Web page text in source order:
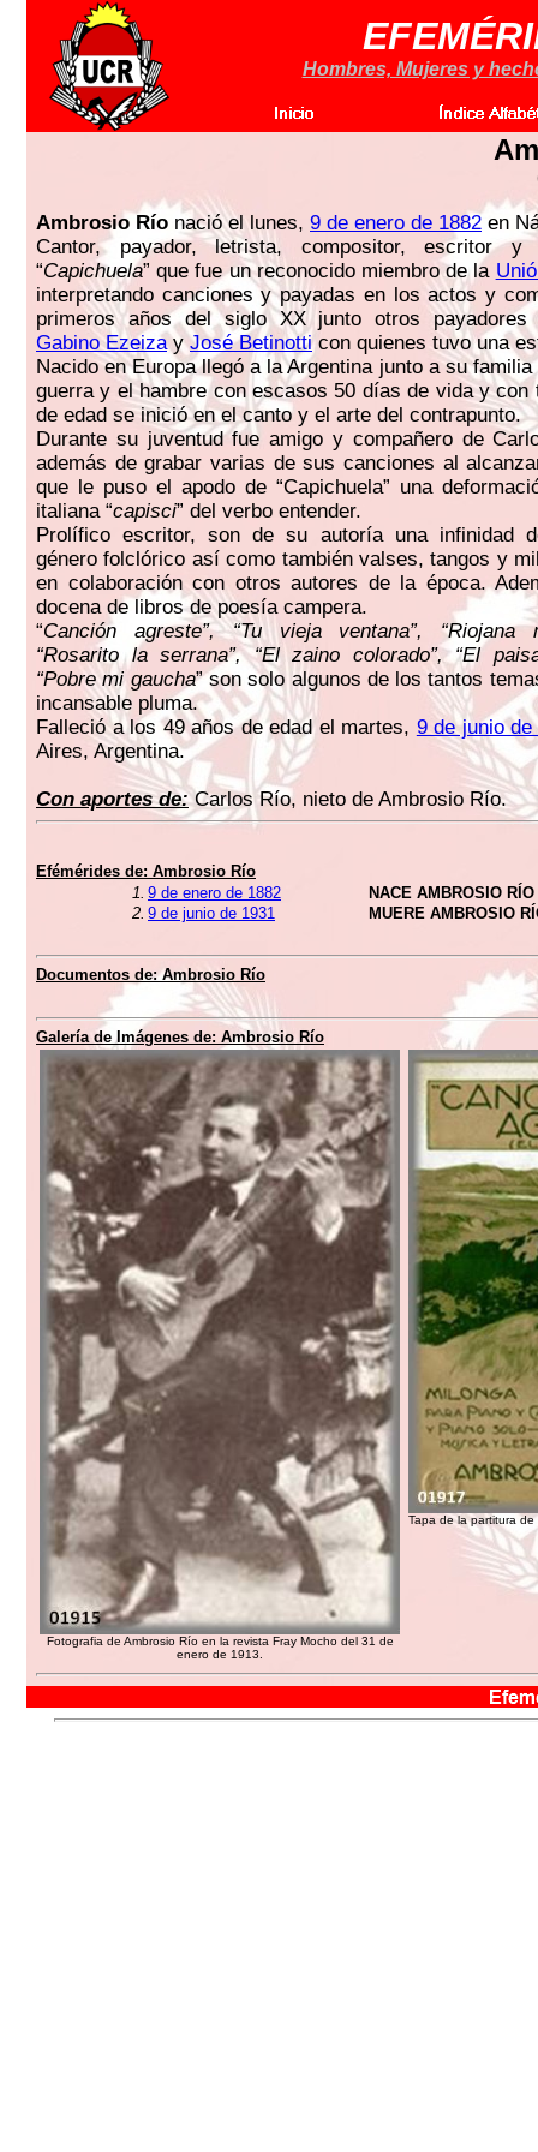
Hombres, Mujeres y
Ambrosio Río nació el lunes, 9 de enero de 1882 en
Cantor, payador, letrista, compositor, escritor y
“Capichuela” que fue un reconocido miembro de la
interpretando canciones y payadas en los actos y
primeros años del siglo XX junto otros payadores
Gabino EzeizayJosé Betinotticon quienes tuvo una
Nacido en Europa llegó a la Argentina junto a su
guerra y el hambre con escasos 50 días de vida y con
de edad se inició en el canto y el arte del contrapunto.
Durante su juventud fue amigo y compañero de
además de grabar varias de sus canciones al
que le puso el apodo de “Capichuela” una
italiana “capisci” del verbo entender.
Prolífico escritor, son de su autoría una infinidad
género folclórico así como también valses, tangos y
en colaboración con otros autores de la época.
docena de libros de poesía campera.
“Canción agreste”, “Tu vieja ventana”, “Riojana
“Rosarito la serrana”, “El zaino colorado”, “El
“Pobre mi gaucha” son solo algunos de los tantos
incansable pluma.
Falleció a los 49 años de edad el martes, 9 de junio de
Aires, Argentina.
Con aportes de:Carlos Río, nieto de Ambrosio Río.
Efémérides de: Ambrosio Río
1. 9 de enero de 1882
NACE AMBROSIO RÍO
2. 9 de junio de 1931 MUERE AMBROSIO
Documentos de:Ambrosio Río
Galería de Imágenes de: Ambrosio Río
Fotografia de Ambrosio Río en la revista Fray Mocho del 31 de
enero de 1913.
Tapa de la partitura de